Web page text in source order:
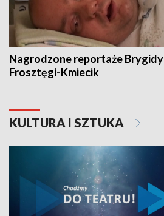
Nagrodzone reportaże Brygidy
Frosztęgi-Kmiecik
KULTURA I SZTUKA